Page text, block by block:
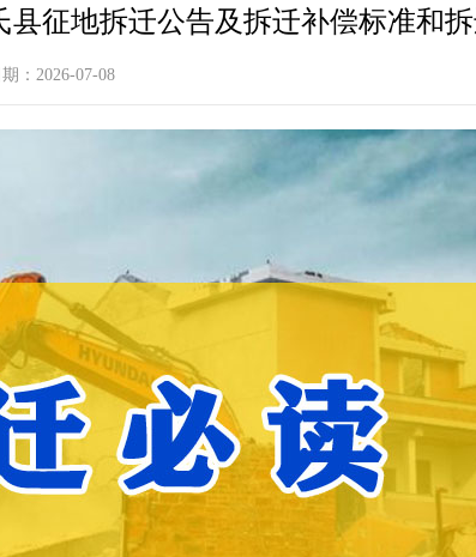
县征地拆迁公告及拆迁补偿标准和
：2026-07-08